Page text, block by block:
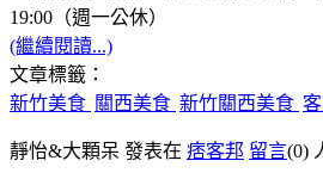
19:00（週一公休）
(繼續閱讀...)
文章標籤：
新竹美食 關西美食 新竹關西美食
靜怡&大顆呆 發表在 痞客邦 留言(0)